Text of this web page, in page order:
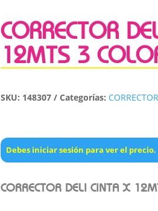
CORRECTOR
12MTS 3
SKU: 148307 Categorías:
Debes iniciar sesión para ver el precio.
CORRECTOR DELI CINTA X